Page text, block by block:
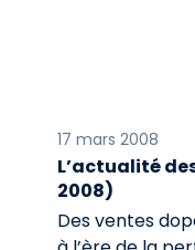
17 mars 2008
L’actualité
2008)
Des ventes